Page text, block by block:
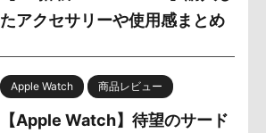
たアクセサリーや使用感まとめ
Apple Watch 商品レビュー
【Apple Watch】待望のサード